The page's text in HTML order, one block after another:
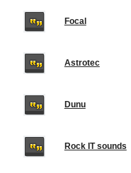
Focal
Astrotec
Dunu
Rock IT sounds